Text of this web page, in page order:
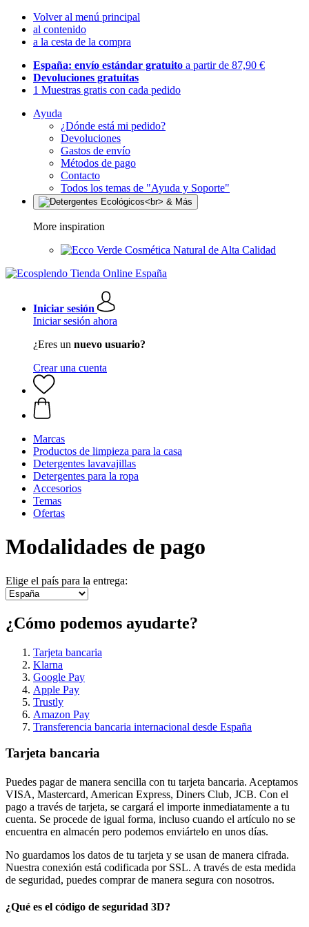
Volver al menú principal
al contenido
a la cesta de la compra
España: envío estándar gratuito a partir de 87,90 €
Devoluciones gratuitas
1 Muestras gratis con cada pedido
Ayuda
¿Dónde está mi pedido?
Devoluciones
Gastos de envío
Métodos de pago
Contacto
Todos los temas de "Ayuda y Soporte"
More inspiration
Cosmética Natural de Alta Calidad
Iniciar sesión
Iniciar sesión ahora
¿Eres un nuevo usuario?
Crear una cuenta
Marcas
Productos de limpieza para la casa
Detergentes lavavajillas
Detergentes para la ropa
Accesorios
Temas
Ofertas
Modalidades de pago
Elige el país para la entrega:
¿Cómo podemos ayudarte?
Tarjeta bancaria
Klarna
Google Pay
Apple Pay
Trustly
Amazon Pay
Transferencia bancaria internacional desde España
Tarjeta bancaria
Puedes pagar de manera sencilla con tu tarjeta bancaria. Aceptamos
VISA, Mastercard, American Express, Diners Club, JCB. Con el
pago a través de tarjeta, se cargará el importe inmediatamente a tu
cuenta. Se procede de igual forma, incluso cuando el artículo no se
encuentra en almacén pero podemos enviártelo en unos días.
No guardamos los datos de tu tarjeta y se usan de manera cifrada.
Nuestra conexión está codificada por SSL. A través de esta medida
de seguridad, puedes comprar de manera segura con nosotros.
¿Qué es el código de seguridad 3D?